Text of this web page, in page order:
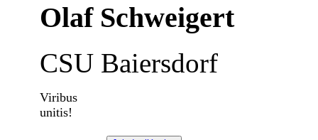
Olaf Schweigert
CSU Baiersdorf
Viribus
unitis!